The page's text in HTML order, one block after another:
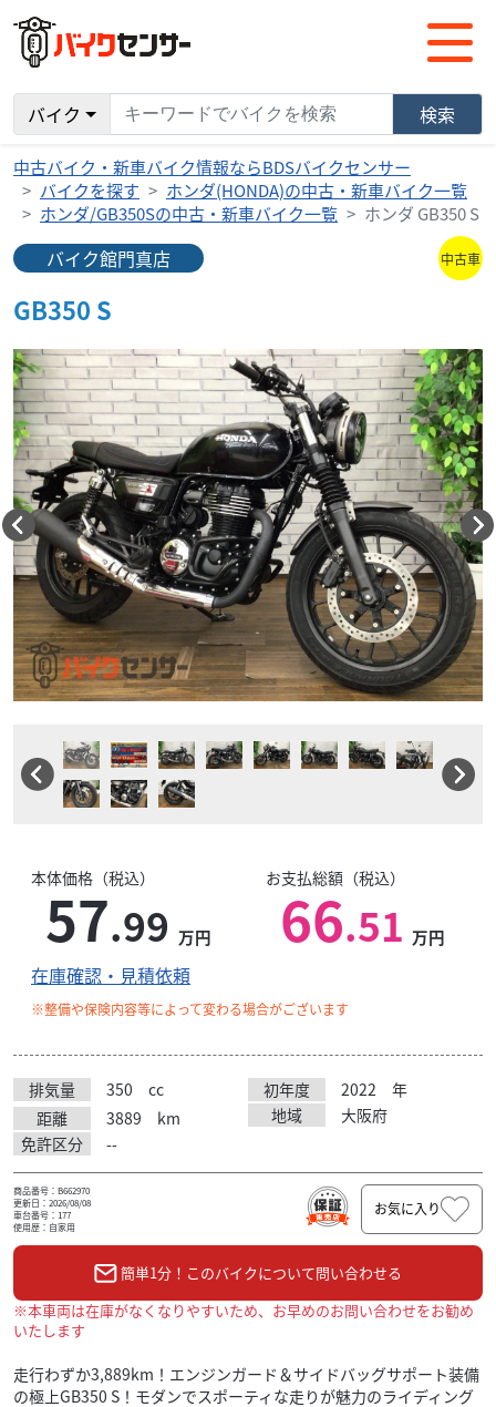
バイク 検索
中古バイク・新車バイク情報ならBDSバイクセンサー
バイクを探す
ホンダ(HONDA)の中古・新車バイク一覧
ホンダ/GB350Sの中古・新車バイク一覧
ホンダ GB350 S
バイク館門真店 中古車
GB350 S
本体価格（税込）
57.99 万円
お支払総額（税込）
66.51 万円
在庫確認・見積依頼
※整備や保険内容等によって変わる場合がございます
排気量 350 cc 初年度 2022
年
距離
3889 km 地域
大阪府
免許区分
--
商品番号：B662970
更新日：2026/08/08
車台番号：177
使用歴：自家用
お気に入り
簡単1分！このバイクについて問い合わせる
※本車両は在庫がなくなりやすいため、お早めのお問い合わせをお勧め
いたします
走行わずか3,889km！エンジンガード＆サイドバッグサポート装備
の極上GB350 S！モダンでスポーティな走りが魅力のライディング